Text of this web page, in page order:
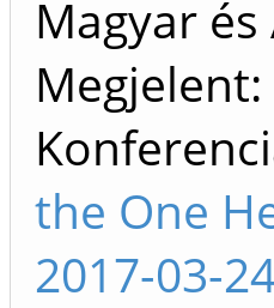
Magyar
the One
2017-03-